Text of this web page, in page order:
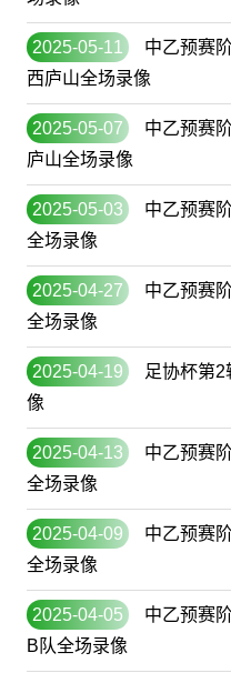
2025-05-11
中乙预赛
西庐山全场录像
2025-05-07
中乙预赛
庐山全场录像
2025-05-03
中乙预赛
全场录像
2025-04-27
中乙预赛
全场录像
2025-04-19
足协杯第
像
2025-04-13
中乙预赛
全场录像
2025-04-09
中乙预赛
全场录像
2025-04-05
中乙预赛
B队全场录像